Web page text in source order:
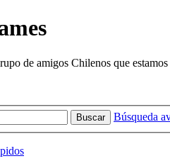
de amigos Chilenos que
Buscar Búsqueda